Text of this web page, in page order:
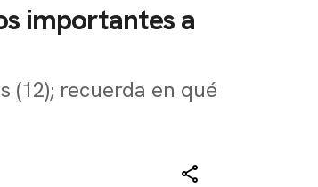
importantes a
(12); recuerda en qué